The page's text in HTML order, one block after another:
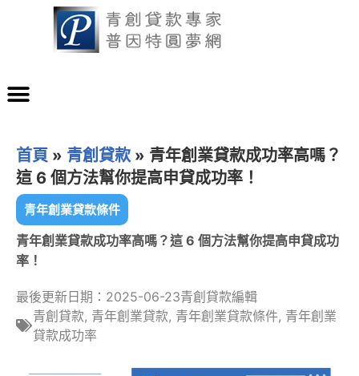
首頁 » 青創貸款» 青年創業貸款成功率高嗎？
這 6 個方法幫你提高申貸成功率！
青年創業貸款條件
青年創業貸款成功率高嗎？這 6 個方法幫你提高申貸成功
率！
最後更新日期：2025-06-23青創貸款編輯
青創貸款, 青年創業貸款, 青年創業貸款條件, 青年創業
貸款成功率